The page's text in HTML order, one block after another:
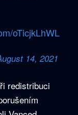
oTicjkLhWL
14, 2021
redistribuci